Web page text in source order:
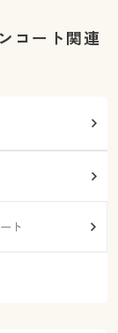
コート関連
ト